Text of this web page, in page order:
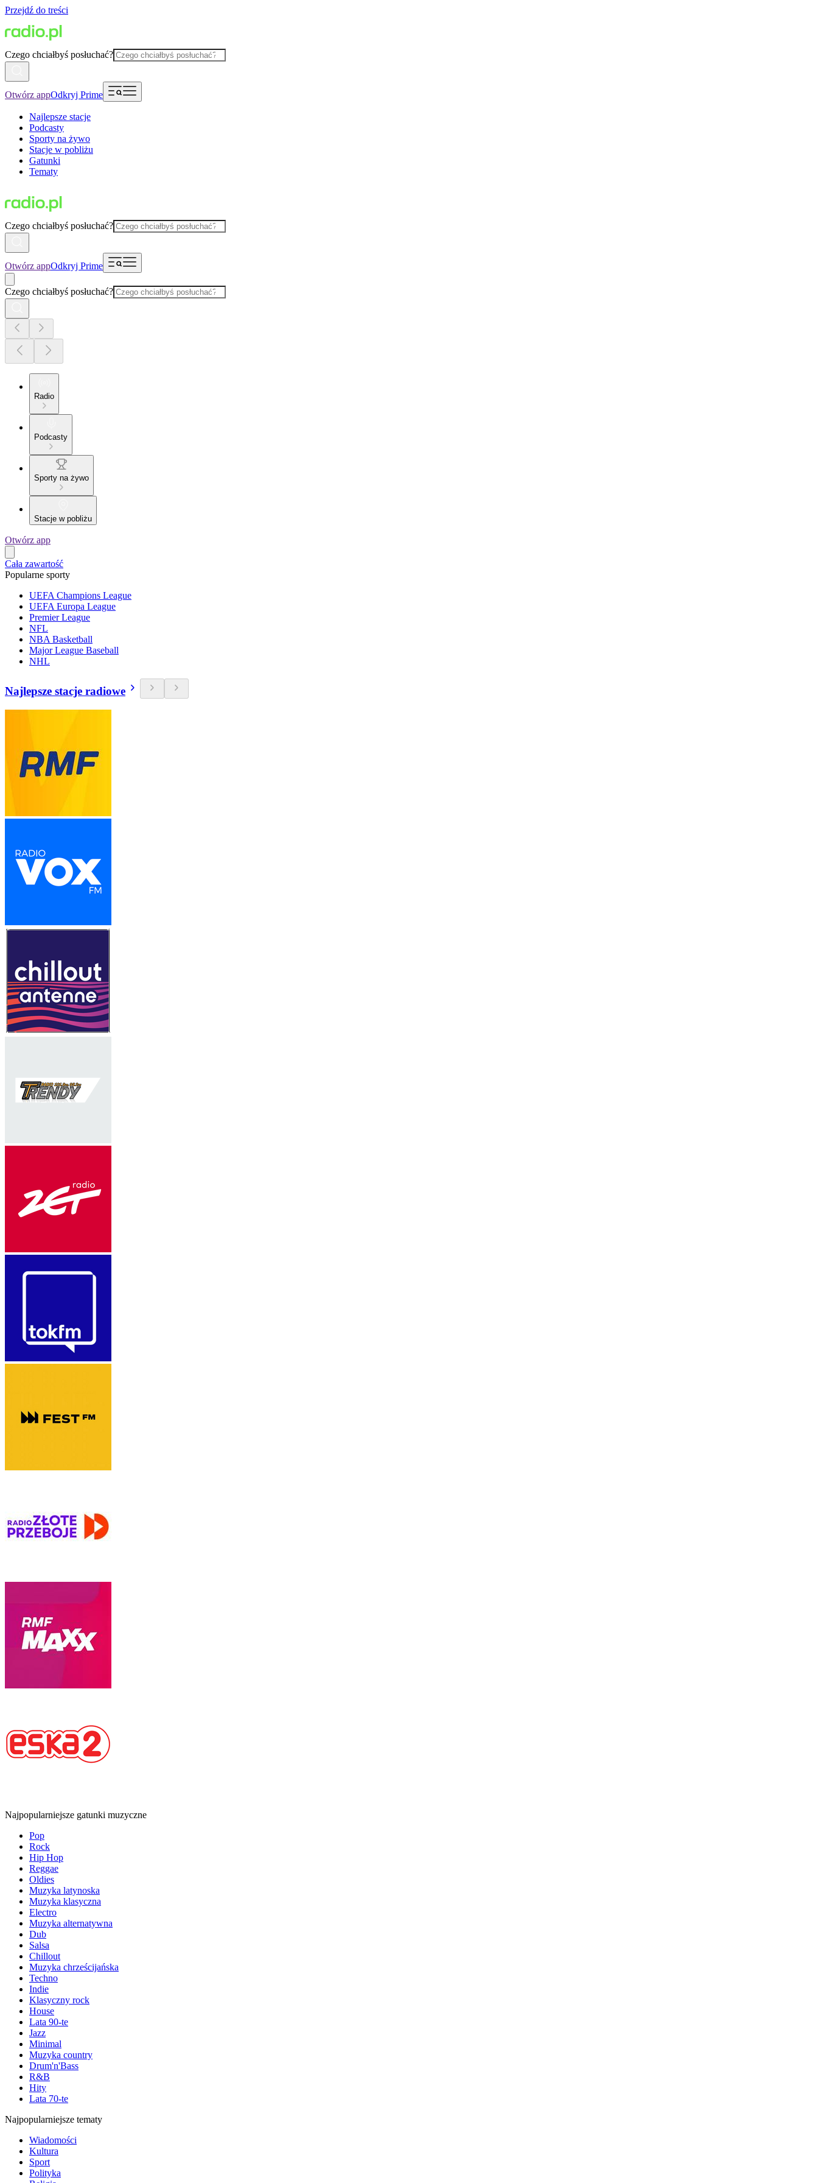
Przejdź do treści
Czego chciałbyś posłuchać?
Otwórz appOdkryj Prime
Najlepsze stacje
Podcasty
Sporty na żywo
Stacje w pobliżu
Gatunki
Tematy
Czego chciałbyś posłuchać?
Otwórz appOdkryj Prime
Czego chciałbyś posłuchać?
Radio
Podcasty
Sporty na żywo
Stacje w pobliżu
Otwórz app
Cała zawartość
Popularne sporty
UEFA Champions League
UEFA Europa League
Premier League
NFL
NBA Basketball
Major League Baseball
NHL
Najlepsze stacje radiowe
Najpopularniejsze gatunki muzyczne
Pop
Rock
Hip Hop
Reggae
Oldies
Muzyka latynoska
Muzyka klasyczna
Electro
Muzyka alternatywna
Dub
Salsa
Chillout
Muzyka chrześcijańska
Techno
Indie
Klasyczny rock
House
Lata 90-te
Jazz
Minimal
Muzyka country
Drum'n'Bass
R&B
Hity
Lata 70-te
Najpopularniejsze tematy
Wiadomości
Kultura
Sport
Polityka